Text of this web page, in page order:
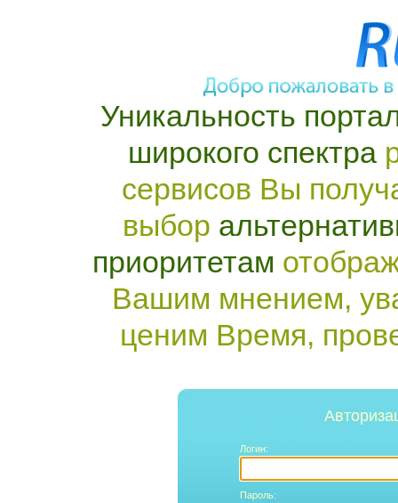
Уникальность
широкого спектра
сервисов Вы
выбор
приоритетам
Вашим мнением,
ценим Время,
Логин:
Пароль: